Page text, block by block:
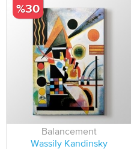
Balancement
Wassily Kandinsky
%30